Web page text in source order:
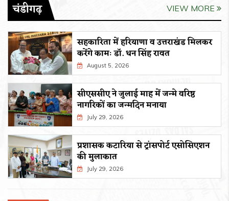
चंडीगढ़ VIEW MORE
सहकारिता में हरियाणा व उत्तराखंड मिलकर
करेंगे कामः डाॅ. धन सिंह रावत
August 5, 2026
सीएससीए ने जुलाई माह में जन्मे वरिष्ठ
नागरिकों का जन्मदिन मनाया
July 29, 2026
प्रशासक कटारिया से ट्रांसपोर्ट एसोसिएशन
की मुलाकात
July 29, 2026